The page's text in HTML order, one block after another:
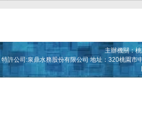
主辦機關：
特許公司:泉鼎水務股份有限公司 地址：320桃園